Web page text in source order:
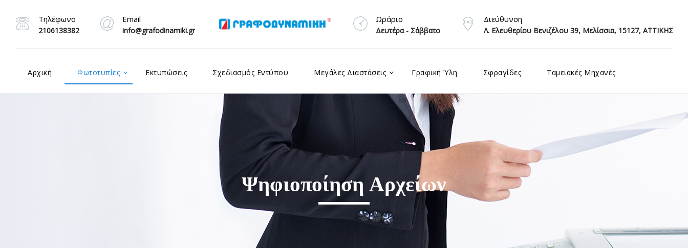
Τηλέφωνο
2106138382
Email
info@grafodinamiki.gr
Ωράριο
Δευτέρα - Σάββατο
Διεύθυνση
Λ. Ελευθερίου Βενιζέλου 39, Μελίσσια, 15127, ΑΤΤΙΚΗΣ
Αρχική Φωτοτυπίες Εκτυπώσεις Σχεδιασμός Εντύπου Μεγάλες Διαστάσεις Γραφική Ύλη Σφραγίδες Ταμειακές Μηχανές
Ψηφιοποίηση Αρχείων